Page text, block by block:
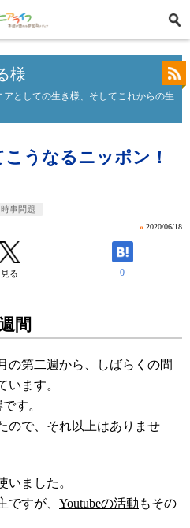
様
としての生き様、そしてこれからの生
うなるニッポン！
時事問題
» 2020/06/18
見る 0
間
の第二週から、しばらくの間
います。
す。
ので、それ以上はありませ
いました。
ですが、 Youtubeの活動 もその